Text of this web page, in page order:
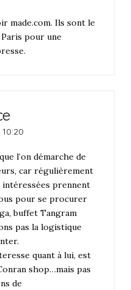
made.com. Ils sont le
pour une
l’on démarche de
car régulièrement
intéressées prennent
pour se procurer
buffet Tangram
pas la logistique
quant à lui, est
shop…mais pas
de